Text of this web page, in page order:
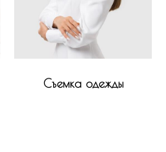
Съемка одежды